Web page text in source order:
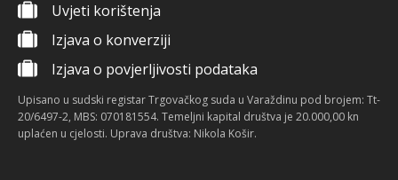
Uvjeti korištenja
Izjava o konverziji
Izjava o povjerljivosti podataka
Upisano u sudski registar Trgovačkog suda u Varaždinu pod brojem: Tt-
20/6497-2, MBS: 070181554. Temeljni kapital društva je 20.000,00 kn
uplaćen u cjelosti. Uprava društva: Nikola Košir.